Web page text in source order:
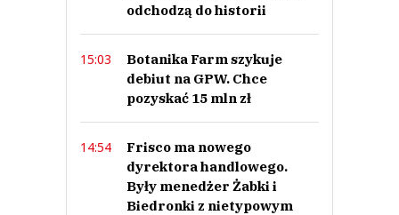
Prześlij komentarz
odchodzą do historii
15:03
Botanika Farm szykuje
debiut na GPW. Chce
pozyskać 15 mln zł
14:54
Frisco ma nowego
dyrektora handlowego.
Były menedżer Żabki i
Biedronki z nietypowym